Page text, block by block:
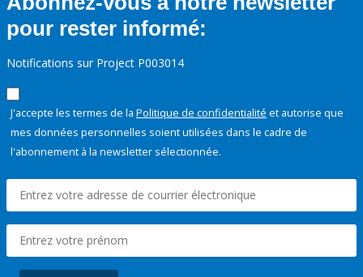
pour rester informé:
Notifications sur Project P003014
J'accepte les termes de la Politique de confidentialité et autorise que
mes données personnelles soient utilisées dans le cadre de
l'abonnement à la newsletter sélectionnée.